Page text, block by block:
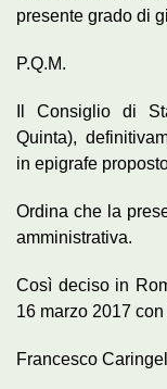
presente grado di
P.Q.M.
Il Consiglio di
Quinta),
in epigrafe
Ordina che la
amministrativa.
Così deciso in
16 marzo 2017
Francesco